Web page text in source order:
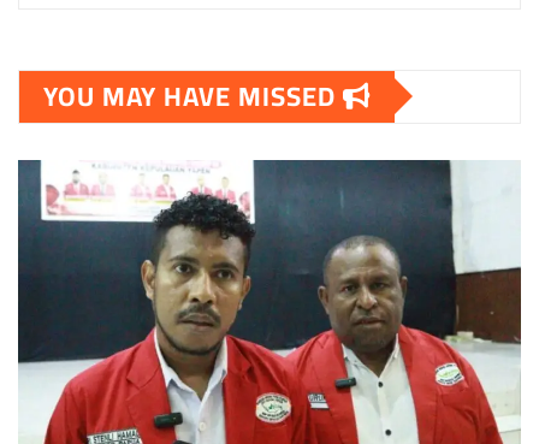
YOU MAY HAVE MISSED